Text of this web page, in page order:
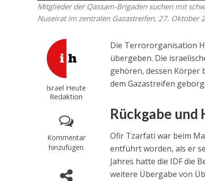
Mitglieder der Qassam-Brigaden suchen mit
Nuseirat im zentralen Gazastreifen, 27. Oktober
Israel Heute
Redaktion
Kommentar
hinzufügen
Die Terrororganisation
übergeben. Die
gehören, dessen Körper
dem Gazastreifen
Rückgabe
Ofir Tzarfati war beim
entführt worden, als er
Jahres hatte die IDF die
weitere Übergabe von